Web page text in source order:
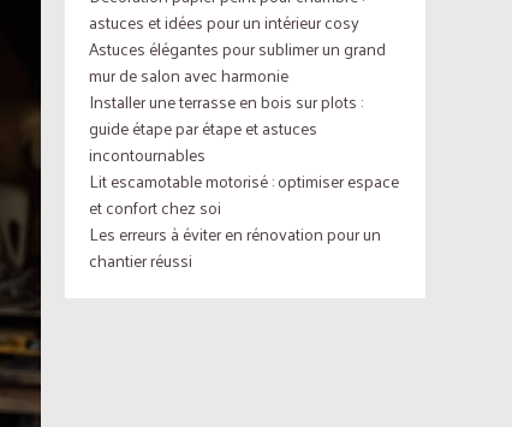
astuces et idées pour un intérieur cosy
Astuces élégantes pour sublimer un grand
mur de salon avec harmonie
Installer une terrasse en bois sur plots :
guide étape par étape et astuces
incontournables
Lit escamotable motorisé : optimiser espace
et confort chez soi
Les erreurs à éviter en rénovation pour un
chantier réussi